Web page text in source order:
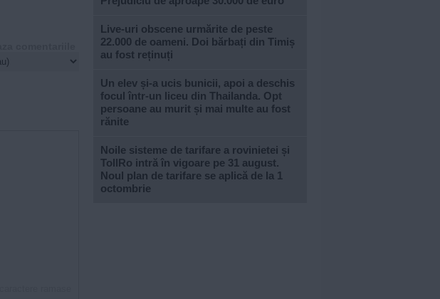
Live-uri obscene urmărite de peste
22.000 de oameni. Doi bărbați din Timiș
au fost reținuți
Un elev și-a ucis bunicii, apoi a deschis
focul într-un liceu din Thailanda. Opt
persoane au murit și mai multe au fost
rănite
Noile sisteme de tarifare a rovinietei și
TollRo intră în vigoare pe 31 august.
Noul plan de tarifare se aplică de la 1
octombrie